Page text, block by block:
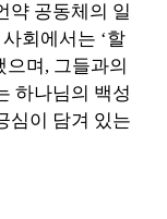
약 공동체의 일
회에서는 ‘할
으며, 그들과의
하나님의 백성
심이 담겨 있는